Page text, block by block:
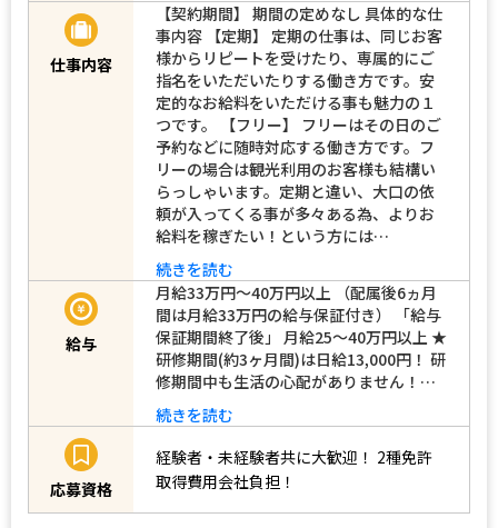
仕事内容
【契約期間】 期間の定めなし 具体的な仕
事内容 【定期】 定期の仕事は、同じお客
様からリピートを受けたり、専属的にご
指名をいただいたりする働き方です。安
定的なお給料をいただける事も魅力の１
つです。 【フリー】 フリーはその日のご
予約などに随時対応する働き方です。フ
リーの場合は観光利用のお客様も結構い
らっしゃいます。定期と違い、大口の依
頼が入ってくる事が多々ある為、よりお
給料を稼ぎたい！という方には…
続きを読む
給与
月給33万円～40万円以上 （配属後6ヵ月
間は月給33万円の給与保証付き） 「給与
保証期間終了後」 月給25～40万円以上 ★
研修期間(約3ヶ月間)は日給13,000円！ 研
修期間中も生活の心配がありません！…
続きを読む
応募資格
経験者・未経験者共に大歓迎！ 2種免許
取得費用会社負担！